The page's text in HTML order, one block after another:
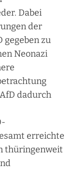
Dabei
der
gegeben zu
Neonazi
dadurch
erreichte
thüringenweit